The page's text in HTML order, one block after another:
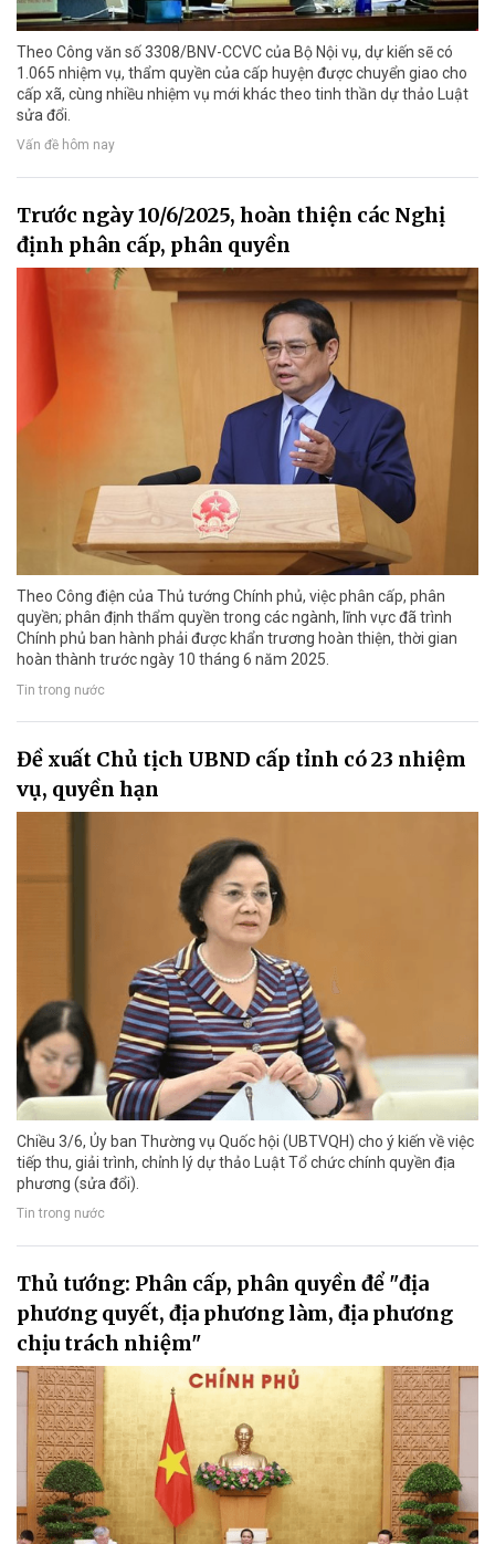
Theo Công văn số 3308/BNV-CCVC của Bộ Nội vụ, dự kiến sẽ có
1.065 nhiệm vụ, thẩm quyền của cấp huyện được chuyển giao cho
cấp xã, cùng nhiều nhiệm vụ mới khác theo tinh thần dự thảo Luật
sửa đổi.
Vấn đề hôm nay
Trước ngày 10/6/2025, hoàn thiện các Nghị
định phân cấp, phân quyền
Theo Công điện của Thủ tướng Chính phủ, việc phân cấp, phân
quyền; phân định thẩm quyền trong các ngành, lĩnh vực đã trình
Chính phủ ban hành phải được khẩn trương hoàn thiện, thời gian
hoàn thành trước ngày 10 tháng 6 năm 2025.
Tin trong nước
Đề xuất Chủ tịch UBND cấp tỉnh có 23 nhiệm
vụ, quyền hạn
Chiều 3/6, Ủy ban Thường vụ Quốc hội (UBTVQH) cho ý kiến về việc
tiếp thu, giải trình, chỉnh lý dự thảo Luật Tổ chức chính quyền địa
phương (sửa đổi).
Tin trong nước
Thủ tướng: Phân cấp, phân quyền để "địa
phương quyết, địa phương làm, địa phương
chịu trách nhiệm"